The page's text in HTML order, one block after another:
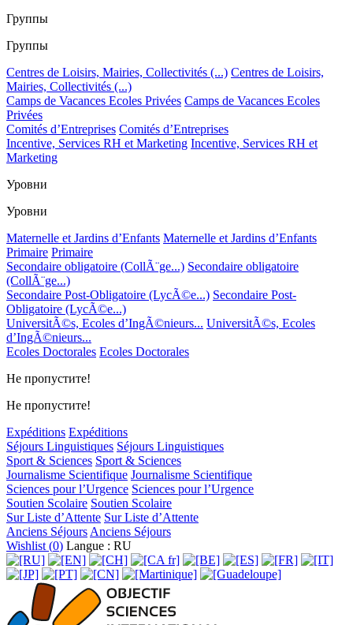
Группы
Группы
Centres de Loisirs, Mairies, Collectivités (...) Centres de Loisirs,
Mairies, Collectivités (...)
Camps de Vacances Ecoles Privées Camps de Vacances Ecoles
Privées
Comités d’Entreprises Comités d’Entreprises
Incentive, Services RH et Marketing Incentive, Services RH et
Marketing
Уровни
Уровни
Maternelle et Jardins d’Enfants Maternelle et Jardins d’Enfants
Primaire Primaire
Secondaire obligatoire (CollÃ¨ge...) Secondaire obligatoire
(CollÃ¨ge...)
Secondaire Post-Obligatoire (LycÃ©e...) Secondaire Post-
Obligatoire (LycÃ©e...)
UniversitÃ©s, Ecoles d’IngÃ©nieurs... UniversitÃ©s, Ecoles
d’IngÃ©nieurs...
Ecoles Doctorales Ecoles Doctorales
Не пропустите!
Не пропустите!
Expéditions Expéditions
Séjours Linguistiques Séjours Linguistiques
Sport & Sciences Sport & Sciences
Journalisme Scientifique Journalisme Scientifique
Sciences pour l’Urgence Sciences pour l’Urgence
Soutien Scolaire Soutien Scolaire
Sur Liste d’Attente Sur Liste d’Attente
Anciens SéjoursAnciens Séjours
Wishlist (0) Langue : RU